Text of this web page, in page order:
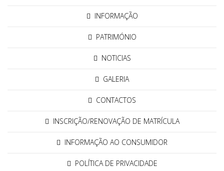
INFORMAÇÃO
PATRIMÓNIO
NOTICIAS
GALERIA
CONTACTOS
INSCRIÇÃO/RENOVAÇÃO DE MATRÍCULA
INFORMAÇÃO AO CONSUMIDOR
POLÍTICA DE PRIVACIDADE